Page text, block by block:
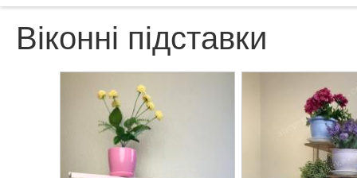
Віконні підставки